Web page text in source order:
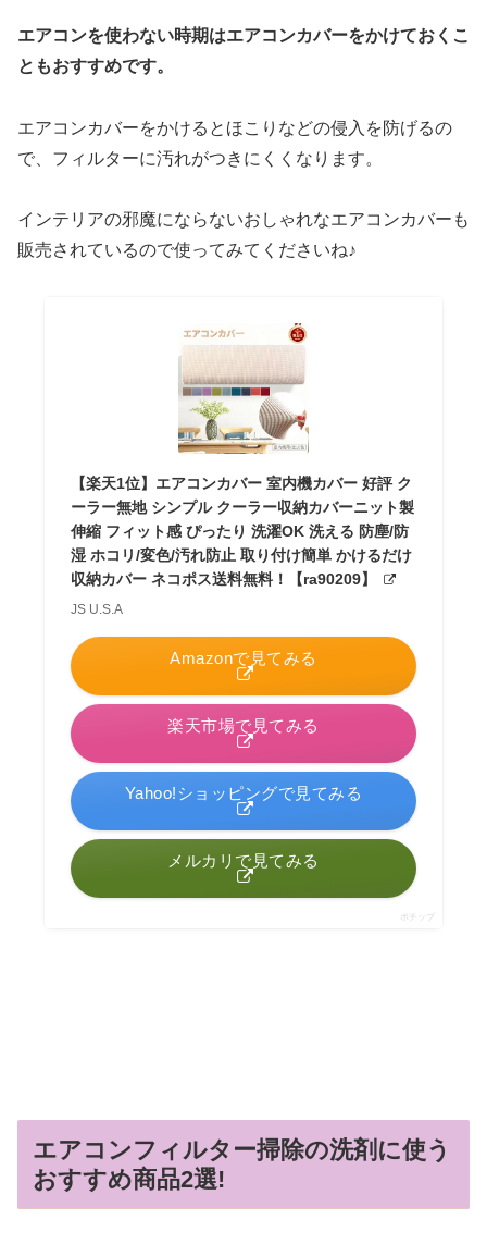
エアコンを使わない時期はエアコンカバーをかけておくこ
ともおすすめです。
エアコンカバーをかけるとほこりなどの侵入を防げるの
で、フィルターに汚れがつきにくくなります。
インテリアの邪魔にならないおしゃれなエアコンカバーも
販売されているので使ってみてくださいね♪
【楽天1位】エアコンカバー 室内機カバー 好評 ク
ーラー無地 シンプル クーラー収納カバーニット製
伸縮 フィット感 ぴったり 洗濯OK 洗える 防塵/防
湿 ホコリ/変色/汚れ防止 取り付け簡単 かけるだけ
収納カバー ネコポス送料無料！【ra90209】
JS U.S.A
Amazonで見てみる
楽天市場で見てみる
Yahoo!ショッピングで見てみる
メルカリで見てみる
ポチップ
エアコンフィルター掃除の洗剤に使う
おすすめ商品2選!